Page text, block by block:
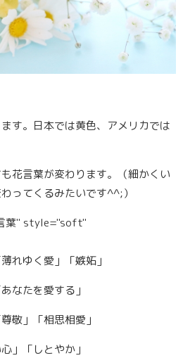
す。日本では黄色、アメリカでは
花言葉が変わります。（細かくい
ってくるみたいです^^;）
葉" style="soft"
れゆく愛」「嫉妬」
なたを愛する」
敬」「相思相愛」
」「しとやか」